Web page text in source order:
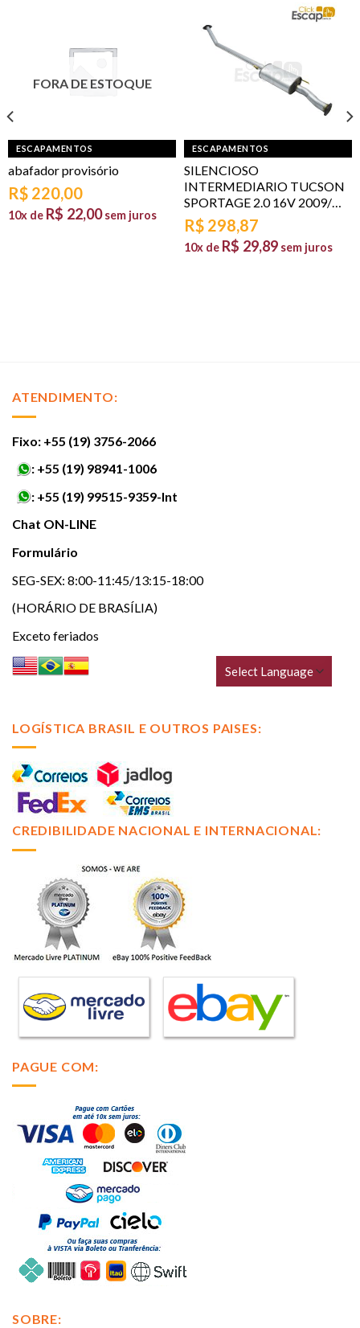
FORA DE ESTOQUE
ESCAPAMENTOS
abafador provisório
R$ 220,00
10x de R$ 22,00 sem juros
ESCAPAMENTOS
SILENCIOSO
INTERMEDIARIO TUCSON
SPORTAGE 2.0 16V 2009/…
R$ 298,87
10x de R$ 29,89 sem juros
ATENDIMENTO:
Fixo: +55 (19) 3756-2066
: +55 (19) 98941-1006
: +55 (19) 99515-9359-Int
Chat ON-LINE
Formulário
SEG-SEX: 8:00-11:45/13:15-18:00
(HORÁRIO DE BRASÍLIA)
Exceto feriados
LOGÍSTICA BRASIL E OUTROS PAISES:
CREDIBILIDADE NACIONAL E INTERNACIONAL:
PAGUE COM:
SOBRE: